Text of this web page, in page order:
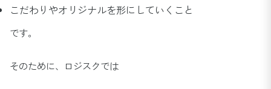
こだわりやオリジナルを形にしていくこと
です。
そのために、ロジスクでは